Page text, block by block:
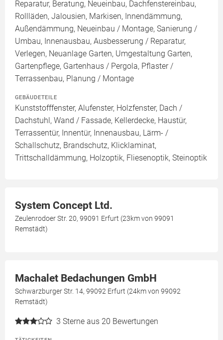
Reparatur, Beratung, Neueinbau, Dachfenstereinbau,
Rollläden, Jalousien, Markisen, Innendämmung,
Außendämmung, Neueinbau / Montage, Sanierung /
Umbau, Innenausbau, Ausbesserung / Reparatur,
Verlegen, Neuanlage Garten, Umgestaltung Garten,
Gartenpflege, Gartenhaus / Pergola, Pflaster /
Terrassenbau, Planung / Montage
GEBÄUDETEILE
Kunststofffenster, Alufenster, Holzfenster, Dach /
Dachstuhl, Wand / Fassade, Kellerdecke, Haustür,
Terrassentür, Innentür, Innenausbau, Lärm- /
Schallschutz, Brandschutz, Klicklaminat,
Trittschalldämmung, Holzoptik, Fliesenoptik, Steinoptik
System Concept Ltd.
Zeulenrodoer Str. 20, 99091 Erfurt (23km von 99091
Remstädt)
Machalet Bedachungen GmbH
Schwarzburger Str. 14, 99092 Erfurt (24km von 99092
Remstädt)
3 Sterne aus 20 Bewertungen